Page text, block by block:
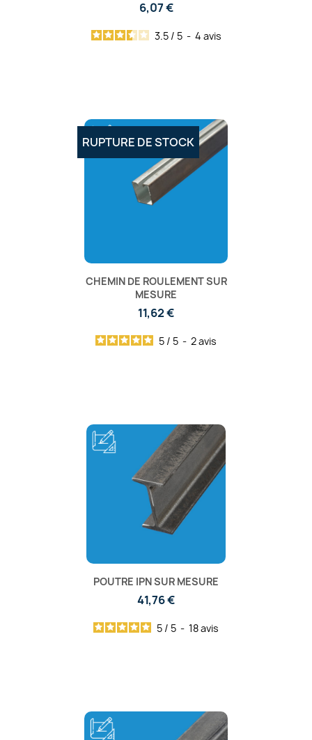
6,07 €
3.5 / 5 - 4 avis
CHEMIN DE ROULEMENT SUR
MESURE
11,62 €
5 / 5 - 2avis
RUPTURE DE STOCK
POUTRE IPN SUR MESURE
41,76 €
5 / 5 - 18avis